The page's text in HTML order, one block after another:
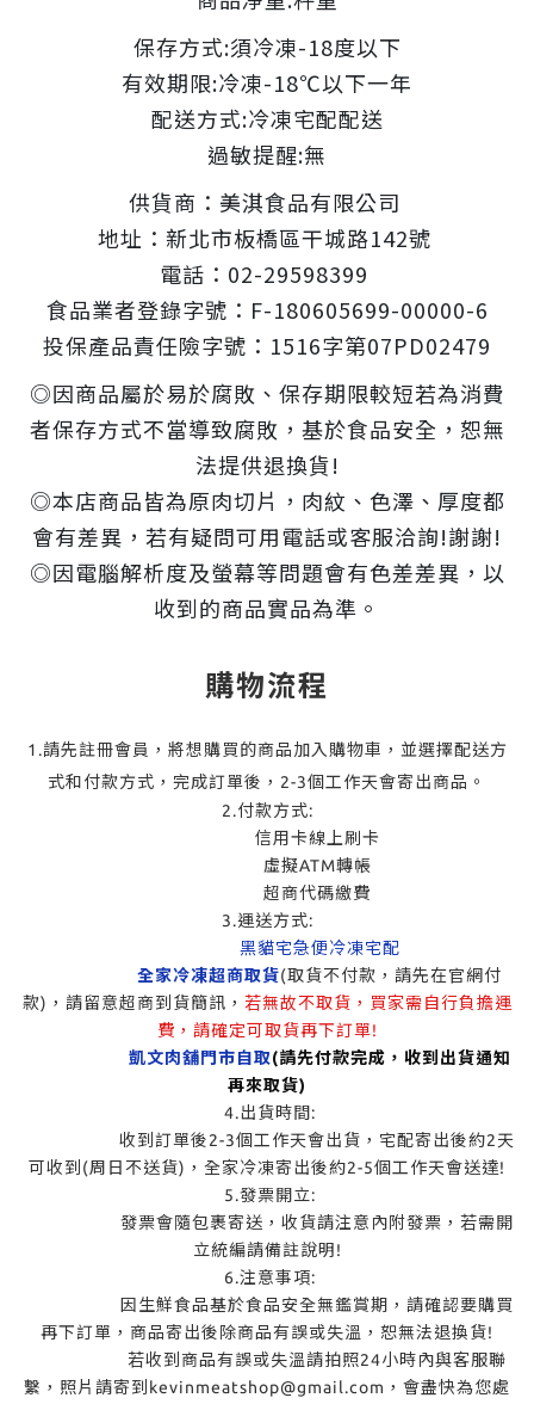
保存方式:須冷凍-18度以下
有效期限:冷凍-18℃以下一年
配送方式:冷凍宅配配送
過敏提醒:無
供貨商：美淇食品有限公司
地址：新北市板橋區干城路142號
電話：02-29598399
食品業者登錄字號：F-180605699-00000-6
投保產品責任險字號：1516字第07PD02479
◎因商品屬於易於腐敗、保存期限較短若為消費
者保存方式不當導致腐敗，基於食品安全，恕無
法提供退換貨!
◎本店商品皆為原肉切片，肉紋、色澤、厚度都
會有差異，若有疑問可用電話或客服洽詢!謝謝!
◎因電腦解析度及螢幕等問題會有色差差異，以
收到的商品實品為準。
購物流程
1.請先註冊會員，將想購買的商品加入購物車，並選擇配送方
式和付款方式，完成訂單後，2-3個工作天會寄出商品。
2.付款方式:
信用卡線上刷卡
虛擬ATM轉帳
超商代碼繳費
3.運送方式:
黑貓宅急便冷凍宅配
全家冷凍超商取貨(取貨不付款，請先在官網付
款)，請留意超商到貨簡訊， 若無故不取貨，買家需自行負擔運
費，請確定可取貨再下訂單!
凱文肉舖門市自取(請先付款完成，收到出貨通知
再來取貨)
4.出貨時間:
收到訂單後2-3個工作天會出貨，宅配寄出後約2天
可收到(周日不送貨)，全家冷凍寄出後約2-5個工作天會送達!
5.發票開立:
發票會隨包裹寄送，收貨請注意內附發票，若需開
立統編請備註說明!
6.注意事項:
因生鮮食品基於食品安全無鑑賞期，請確認要購買
再下訂單，商品寄出後除商品有誤或失溫，恕無法退換貨!
若收到商品有誤或失溫請拍照24小時內與客服聯
繫，照片請寄到kevinmeatshop@gmail.com，會盡快為您處